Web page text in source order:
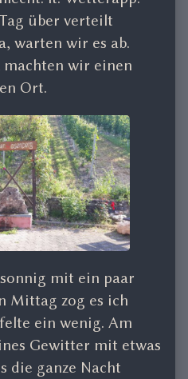
über verteilt
warten wir es ab.
wir einen
Ort.
mit ein paar
Mittag zog es ich
ein wenig. Am
Gewitter mit etwas
die ganze Nacht